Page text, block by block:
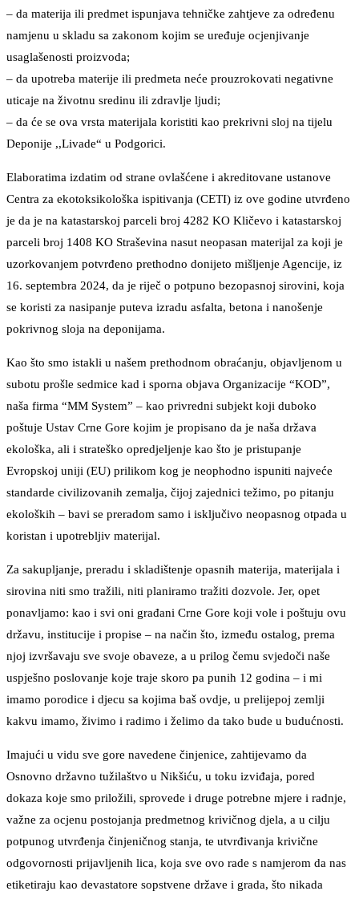
– da materija ili predmet ispunjava tehničke zahtjeve za određenu
namjenu u skladu sa zakonom kojim se uređuje ocjenjivanje
usaglašenosti proizvoda;
– da upotreba materije ili predmeta neće prouzrokovati negativne
uticaje na životnu sredinu ili zdravlje ljudi;
– da će se ova vrsta materijala koristiti kao prekrivni sloj na tijelu
Deponije ,,Livade“ u Podgorici.
Elaboratima izdatim od strane ovlašćene i akreditovane ustanove
Centra za ekotoksikološka ispitivanja (CETI) iz ove godine utvrđeno
je da je na katastarskoj parceli broj 4282 KO Kličevo i katastarskoj
parceli broj 1408 KO Straševina nasut neopasan materijal za koji je
uzorkovanjem potvrđeno prethodno donijeto mišljenje Agencije, iz
16. septembra 2024, da je riječ o potpuno bezopasnoj sirovini, koja
se koristi za nasipanje puteva izradu asfalta, betona i nanošenje
pokrivnog sloja na deponijama.
Kao što smo istakli u našem prethodnom obraćanju, objavljenom u
subotu prošle sedmice kad i sporna objava Organizacije “KOD”,
naša firma “MM System” – kao privredni subjekt koji duboko
poštuje Ustav Crne Gore kojim je propisano da je naša država
ekološka, ali i strateško opredjeljenje kao što je pristupanje
Evropskoj uniji (EU) prilikom kog je neophodno ispuniti najveće
standarde civilizovanih zemalja, čijoj zajednici težimo, po pitanju
ekoloških – bavi se preradom samo i isključivo neopasnog otpada u
koristan i upotrebljiv materijal.
Za sakupljanje, preradu i skladištenje opasnih materija, materijala i
sirovina niti smo tražili, niti planiramo tražiti dozvole. Jer, opet
ponavljamo: kao i svi oni građani Crne Gore koji vole i poštuju ovu
državu, institucije i propise – na način što, između ostalog, prema
njoj izvršavaju sve svoje obaveze, a u prilog čemu svjedoči naše
uspješno poslovanje koje traje skoro pa punih 12 godina – i mi
imamo porodice i djecu sa kojima baš ovdje, u prelijepoj zemlji
kakvu imamo, živimo i radimo i želimo da tako bude u budućnosti.
Imajući u vidu sve gore navedene činjenice, zahtijevamo da
Osnovno državno tužilaštvo u Nikšiću, u toku izviđaja, pored
dokaza koje smo priložili, sprovede i druge potrebne mjere i radnje,
važne za ocjenu postojanja predmetnog krivičnog djela, a u cilju
potpunog utvrđenja činjeničnog stanja, te utvrđivanja krivične
odgovornosti prijavljenih lica, koja sve ovo rade s namjerom da nas
etiketiraju kao devastatore sopstvene države i grada, što nikada